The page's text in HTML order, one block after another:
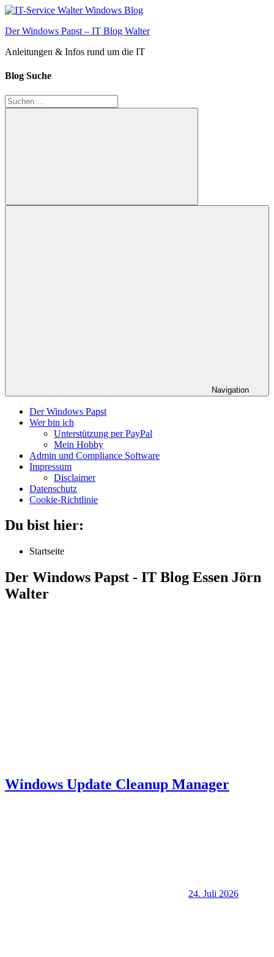
Zum
springen
Der Windows Papst – IT Blog Walter
Anleitungen & Infos rund um die IT
Blog Suche
Suchen
nach:
Suchen
Navigation
Der Windows Papst
Wer bin ich
Unterstützung per PayPal
Mein Hobby
Admin und Compliance Software
Impressum
Disclaimer
Datenschutz
Cookie-Richtlinie
Du bist hier:
Startseite
Der Windows Papst - IT Blog Essen Jörn
Walter
Windows Update Cleanup Manager
24. Juli 2026